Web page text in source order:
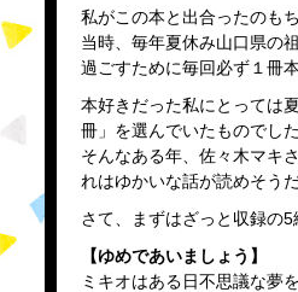
私がこの本と出合ったのも
当時、毎年夏休み山口県の
過ごすために毎回必ず１冊
本好きだった私にとっては
冊」を選んでいたものでした
そんなある年、佐々木マキ
れはゆかいな話が読めそう
さて、まずはざっと収録の5
【ゆめであいましょう】
ミキオはある日不思議な夢